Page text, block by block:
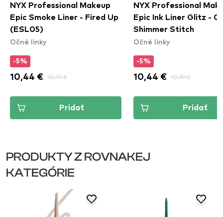
NYX Professional Makeup
Epic Smoke Liner - Fired Up
(ESL05)
Očné linky
-5%
10,44 € 10,99 €
Pridať
NYX Professional
Epic Ink Liner Glitz -
Shimmer Stitch
Očné linky
-5%
10,44 € 10,99 €
Pridať
PRODUKTY Z ROVNAKEJ
KATEGÓRIE